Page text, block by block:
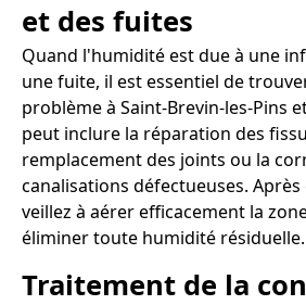
et des fuites
Quand l'humidité est due à une
une fuite, il est essentiel de
problème à Saint-Brevin-les-Pins
peut inclure la réparation des
remplacement des joints ou la
canalisations défectueuses.
veillez à aérer efficacement la
éliminer toute humidité résiduelle.
Traitement de la